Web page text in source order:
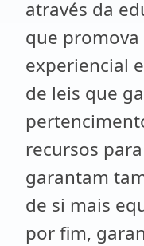
através da
que
experiencial
de leis que
recursos
garantam
de si mais
por fim,